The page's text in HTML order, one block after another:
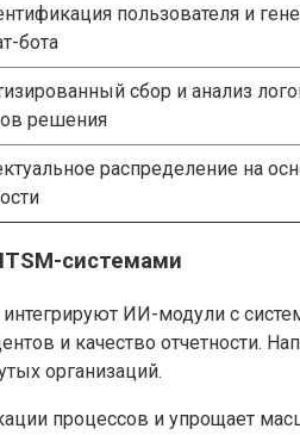
пользователя и
бота
сбор и анализ
решения
распределение на
системами
ИИ-модули с
и качество отчетности.
организаций.
процессов и упрощает